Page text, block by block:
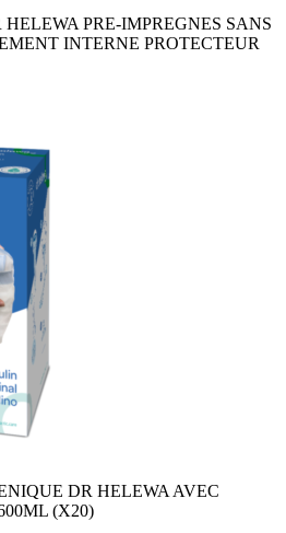
PRE-IMPREGNES SANS
INTERNE PROTECTEUR
DR HELEWA AVEC
(X20)